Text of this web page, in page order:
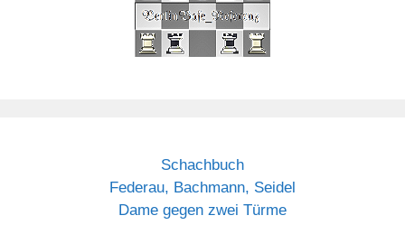
Schachbuch
Federau, Bachmann, Seidel
Dame gegen zwei Türme